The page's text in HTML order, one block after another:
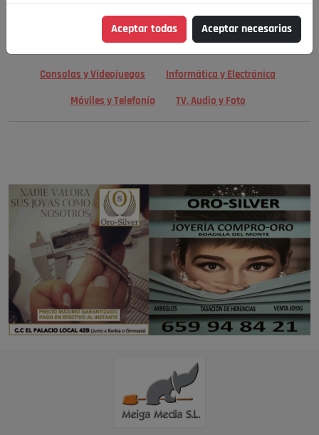
Cine, Libros y Música Coleccionismo
Consolas y Videojuegos Informática y Electrónica
Móviles y Telefonía TV, Audio y Foto
Aceptar todas Aceptar necesarias